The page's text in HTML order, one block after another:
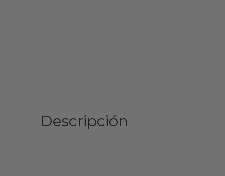
Descripción